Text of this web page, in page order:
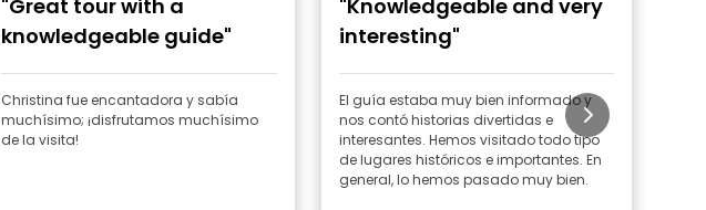
"Great tour with a
knowledgeable guide"
Christina fue encantadora y sabía
muchísimo; ¡disfrutamos muchísimo
de la visita!
"Knowledgeable and very
interesting"
El guía estaba muy bien informado y
nos contó historias divertidas e
interesantes. Hemos visitado todo tipo
de lugares históricos e importantes. En
general, lo hemos pasado muy bien.